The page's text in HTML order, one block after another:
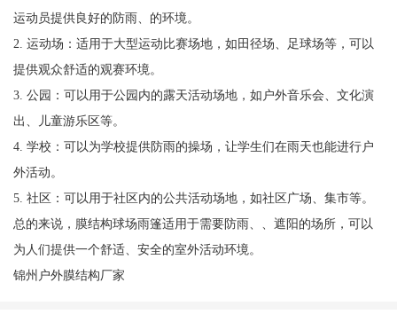
运动员提供良好的防雨、的环境。
2. 运动场：适用于大型运动比赛场地，如田径场、足球场等，可以
提供观众舒适的观赛环境。
3. 公园：可以用于公园内的露天活动场地，如户外音乐会、文化演
出、儿童游乐区等。
4. 学校：可以为学校提供防雨的操场，让学生们在雨天也能进行户
外活动。
5. 社区：可以用于社区内的公共活动场地，如社区广场、集市等。
总的来说，膜结构球场雨篷适用于需要防雨、、遮阳的场所，可以
为人们提供一个舒适、安全的室外活动环境。
锦州户外膜结构厂家